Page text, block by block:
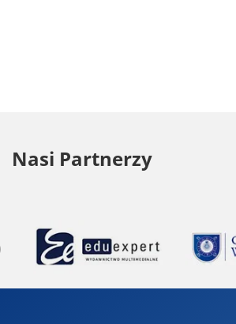
Nasi Partnerzy
Previous